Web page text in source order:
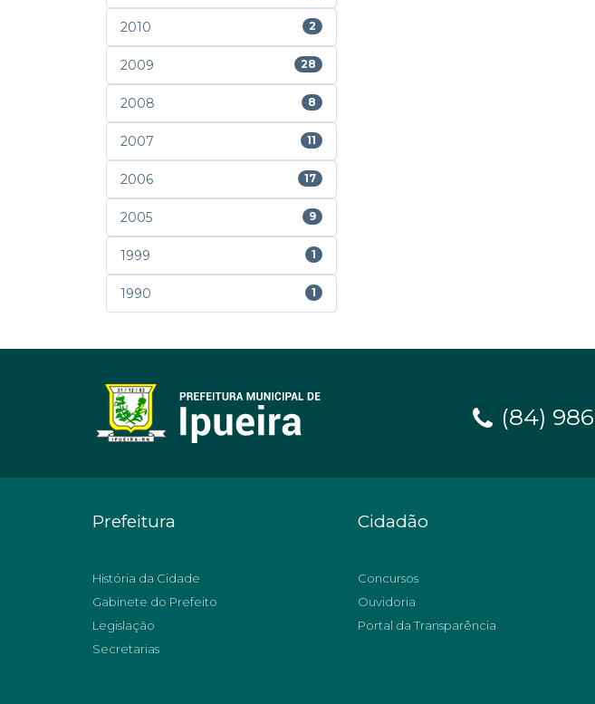
2010 2
2009 28
2008 8
2007 11
2006 17
2005 9
1999 1
1990 1
(84)
Prefeitura
História da Cidade
Gabinete do Prefeito
Legislação
Secretarias
Cidadão
Concursos
Ouvidoria
Portal da Transparência